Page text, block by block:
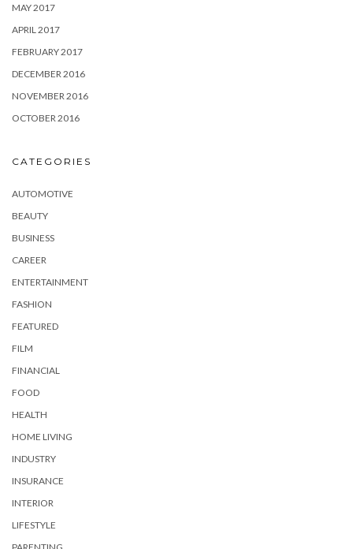
MAY 2017
APRIL 2017
FEBRUARY 2017
DECEMBER 2016
NOVEMBER 2016
OCTOBER 2016
CATEGORIES
AUTOMOTIVE
BEAUTY
BUSINESS
CAREER
ENTERTAINMENT
FASHION
FEATURED
FILM
FINANCIAL
FOOD
HEALTH
HOME LIVING
INDUSTRY
INSURANCE
INTERIOR
LIFESTYLE